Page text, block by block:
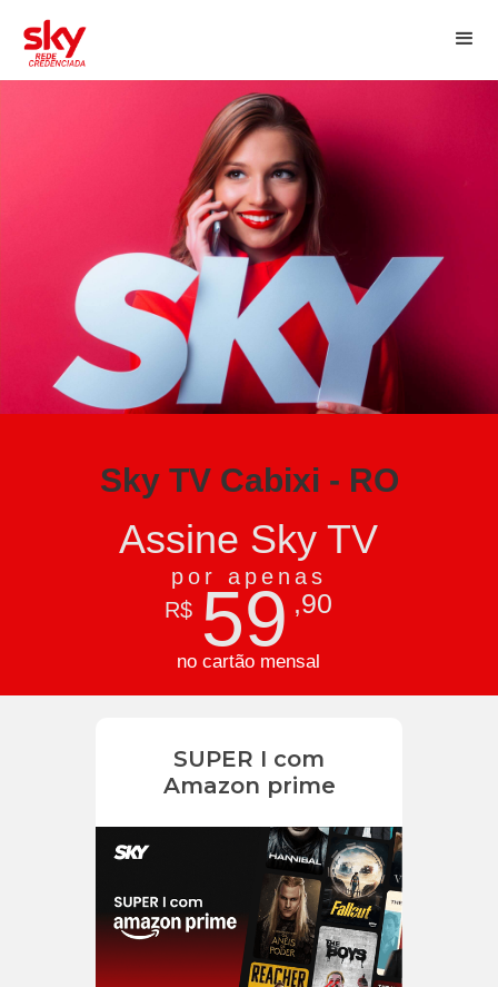
Sky TV Cabixi - RO
Assine Sky TV
por apenas
R$ 59 ,90
no cartão mensal
SUPER I com
Amazon prime